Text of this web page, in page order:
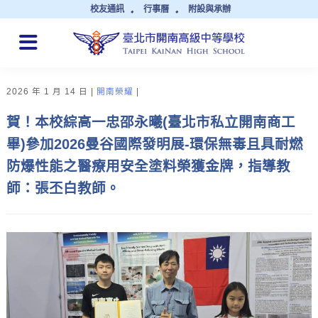
校友通訊 行事曆 附設與承辦
QUICK LINKS
2026 年 1 月 14 日 開南榮耀
賀！本校綜高一忠邵永曦(臺北市私立開南商工
畢)參加2026曼谷國際發明展-環保無毒且具耐燃
防爆性能之醫療用安全塗料榮獲金牌，指導教
師：張丕白教師。